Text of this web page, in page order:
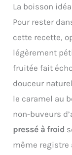
La boisson
Pour rester
cette recette,
légèrement
fruitée fait
douceur
le caramel au
non-buveurs
pressé à froid
même registre